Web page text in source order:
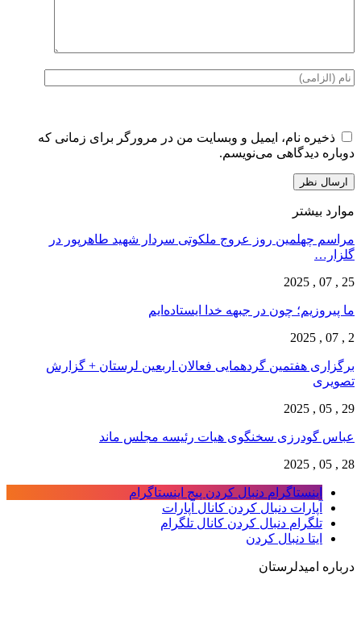
ذخیره نام، ایمیل و وبسایت من در مرورگر برای زمانی که
دوباره دیدگاهی می‌نویسم.
موارد بیشتر
مراسم چهلمین روز عروج ملکوتی سردار شهید طاهرپور در
گلزار…
25 , 07 , 2025
ما پیروزیم؛ چون در جبهه خدا ایستاده‌ایم
2 , 07 , 2025
برگزاری هفتمین گردهمایی فعالان اربعین لرستان + گزارش
تصویری
29 , 05 , 2025
عباس گودرزی سخنگوی هیات رئیسه مجلس ماند
28 , 05 , 2025
اینستاگرام دنبال کردن پیج اینستاگرام
آپارات دنبال کردن کانال آپارات
تلگرام دنبال کردن کانال تلگرام
ایتا دنبال کردن
درباره امیدلرستان